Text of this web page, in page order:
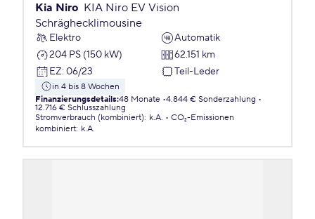
Kia Niro KIA Niro EV Vision
Schräghecklimousine
Elektro
Automatik
204 PS (150 kW)
62.151 km
EZ: 06/23 Teil-Leder
in 4 bis 8 Wochen
Finanzierungsdetails:48 Monate 4.844 € Sonderzahlung
12.716 € Schlusszahlung
Stromverbrauch (kombiniert): k.A.
CO₂-Emissionen
kombiniert: k.A.